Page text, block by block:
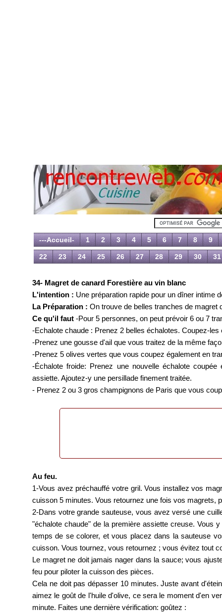
---Accueil- 1 2 3 4 5 6 7 8 9
22 23 24 25 26 27 28 29 30 31
34- Magret de canard Forestière au vin blanc
L'intention : Une préparation rapide pour un dîner intime
La Préparation : On trouve de belles tranches de
Ce qu'il faut -Pour 5 personnes, on peut prévoir 6 ou 7
-Echalote chaude : Prenez 2 belles échalotes. Coupez-
-Prenez une gousse d'ail que vous traitez de la même
-Prenez 5 olives vertes que vous coupez également en
-Échalote froide: Prenez une nouvelle échalote
assiette. Ajoutez-y une persillade finement traitée.
- Prenez 2 ou 3 gros champignons de Paris que vous
Au feu.
1-Vous avez préchauffé votre gril. Vous installez vos
cuisson 5 minutes. Vous retournez une fois vos magrets,
2-Dans votre grande sauteuse, vous avez versé une
"échalote chaude" de la première assiette creuse. Vous
temps de se colorer, et vous placez dans la sauteuse
cuisson. Vous tournez, vous retournez ; vous évitez tout
Le magret ne doit jamais nager dans la sauce; vous
feu pour piloter la cuisson des pièces.
Cela ne doit pas dépasser 10 minutes. Juste avant
aimez le goût de l'huile d'olive, ce sera le moment d'en
minute. Faites une dernière vérification: goûtez :